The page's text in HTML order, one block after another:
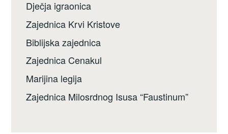
Dječja igraonica
Zajednica Krvi Kristove
Biblijska zajednica
Zajednica Cenakul
Marijina legija
Zajednica Milosrdnog Isusa “Faustinum”